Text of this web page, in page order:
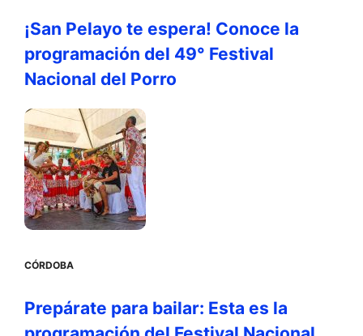
¡San Pelayo te espera! Conoce la
programación del 49° Festival
Nacional del Porro
CÓRDOBA
Prepárate para bailar: Esta es la